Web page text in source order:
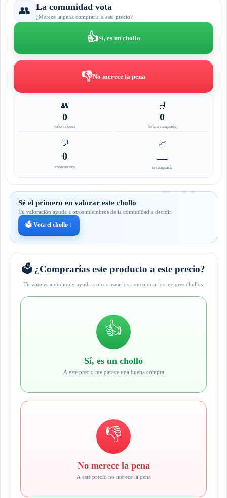
👥 La comunidad vota
¿Merece la pena comprarlo a este precio?
👍Sí, es un chollo
👎No merece la pena
👥
0
valoraciones
🛒
0
lo han comprado
💬
0
comentarios
📈
—
lo compraría
Sé el primero en valorar este chollo
Tu valoración ayuda a otros miembros de la comunidad a decidir.
🗳️ Vota el chollo ↓
🗳️ ¿Comprarías este producto a este precio?
Tu voto es anónimo y ayuda a otros usuarios a encontrar los mejores chollos.
👍
Sí, es un chollo
A este precio me parece una buena compra
👎
No merece la pena
A este precio no merece la pena